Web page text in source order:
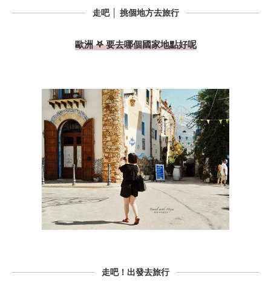
走吧 │ 挑個地方去旅行
歐洲 𖤐 要去哪個國家地點好呢
走吧！出發去旅行